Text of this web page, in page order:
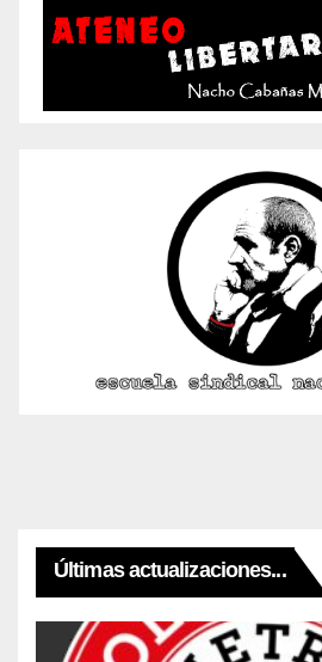
Últimas actualizaciones...